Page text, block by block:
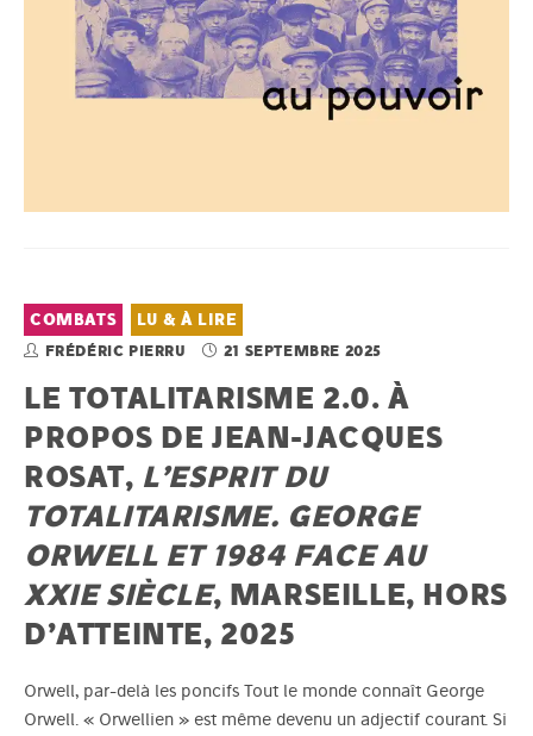
COMBATS LU & À LIRE
FRÉDÉRIC PIERRU 21 SEPTEMBRE 2025
LE TOTALITARISME 2.0. À
PROPOS DE JEAN-JACQUES
ROSAT, L’ESPRIT DU
TOTALITARISME. GEORGE
ORWELL ET 1984 FACE AU
XXIE SIÈCLE, MARSEILLE, HORS
D’ATTEINTE, 2025
Orwell, par-delà les poncifs Tout le monde connaît George
Orwell. « Orwellien » est même devenu un adjectif courant. Si